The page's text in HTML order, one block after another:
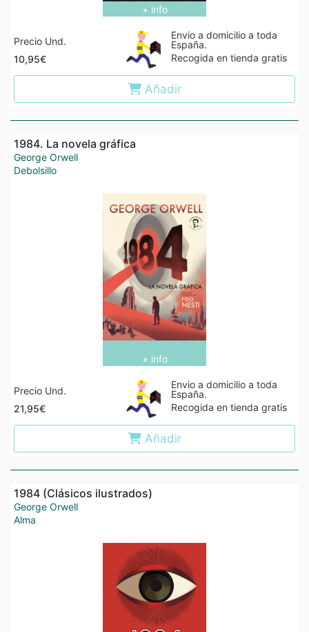
+ info
Precio Und.
10,95€
Envio a domicilio a toda
España.
Recogida en tienda gratis
Añadir
1984. La novela gráfica
George Orwell
Debolsillo
+ info
Precio Und.
21,95€
Envio a domicilio a toda
España.
Recogida en tienda gratis
Añadir
1984 (Clásicos ilustrados)
George Orwell
Alma